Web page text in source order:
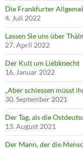
Die Frankfurter
4. Juli 2022
Lassen Sie uns über
27. April 2022
Der Kult um Liebknecht
16. Januar 2022
„Aber schiessen müsst
30. September 2021
Der Tag, als die
13. August 2021
Der Mann, der die